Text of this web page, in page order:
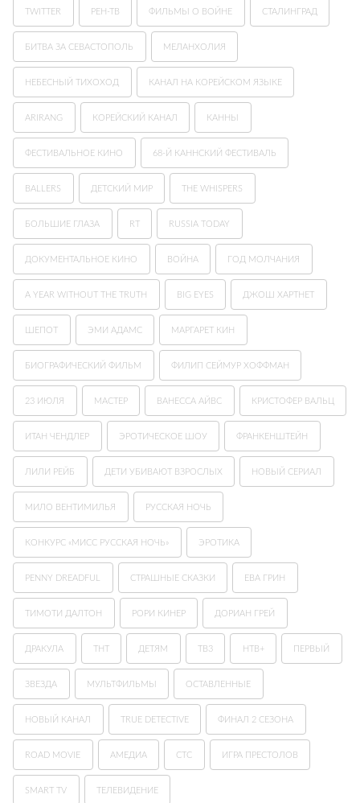
TWITTER РЕН-ТВ ФИЛЬМЫ О ВОЙНЕ СТАЛИНГРАД
БИТВА ЗА СЕВАСТОПОЛЬ МЕЛАНХОЛИЯ
НЕБЕСНЫЙ ТИХОХОД КАНАЛ НА КОРЕЙСКОМ ЯЗЫКЕ
ARIRANG КОРЕЙСКИЙ КАНАЛ КАННЫ
ФЕСТИВАЛЬНОЕ КИНО 68-Й КАННСКИЙ ФЕСТИВАЛЬ
BALLERS ДЕТСКИЙ МИР THE WHISPERS
БОЛЬШИЕ ГЛАЗА RT RUSSIA TODAY
ДОКУМЕНТАЛЬНОЕ КИНО ВОЙНА ГОД МОЛЧАНИЯ
A YEAR WITHOUT THE TRUTH BIG EYES ДЖОШ ХАРТНЕТ
ШЕПОТ ЭМИ АДАМС МАРГАРЕТ КИН
БИОГРАФИЧЕСКИЙ ФИЛЬМ ФИЛИП СЕЙМУР ХОФФМАН
23 ИЮЛЯ МАСТЕР ВАНЕССА АЙВС КРИСТОФЕР ВАЛЬЦ
ИТАН ЧЕНДЛЕР ЭРОТИЧЕСКОЕ ШОУ ФРАНКЕНШТЕЙН
ЛИЛИ РЕЙБ ДЕТИ УБИВАЮТ ВЗРОСЛЫХ НОВЫЙ СЕРИАЛ
МИЛО ВЕНТИМИЛЬЯ РУССКАЯ НОЧЬ
КОНКУРС «МИСС РУССКАЯ НОЧЬ» ЭРОТИКА
PENNY DREADFUL СТРАШНЫЕ СКАЗКИ ЕВА ГРИН
ТИМОТИ ДАЛТОН РОРИ КИНЕР ДОРИАН ГРЕЙ
ДРАКУЛА ТНТ ДЕТЯМ ТВ3 НТВ+ ПЕРВЫЙ
ЗВЕЗДА МУЛЬТФИЛЬМЫ ОСТАВЛЕННЫЕ
НОВЫЙ КАНАЛ TRUE DETECTIVE ФИНАЛ 2 СЕЗОНА
ROAD MOVIE АМЕДИА СТС ИГРА ПРЕСТОЛОВ
SMART TV ТЕЛЕВИДЕНИЕ